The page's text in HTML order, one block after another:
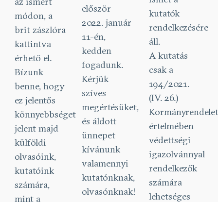
módon, a
brit zászlóra
kattintva
érhető el.
Bízunk
benne, hogy
ez jelentős
könnyebbséget
jelent majd
külföldi
olvasóink,
kutatóink
számára,
mint a
először
2022. január
11-én,
kedden
fogadunk.
Kérjük
szíves
megértésüket,
és áldott
ünnepet
kívánunk
valamennyi
kutatónknak,
olvasónknak!
kutatók
rendelkezésére
áll.
A kutatás
csak a
194/2021.
(IV. 26.)
Kormányrendelet
értelmében
védettségi
igazolvánnyal
rendelkezők
számára
lehetséges